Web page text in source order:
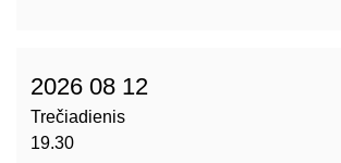
2026 08 12
Trečiadienis
19.30